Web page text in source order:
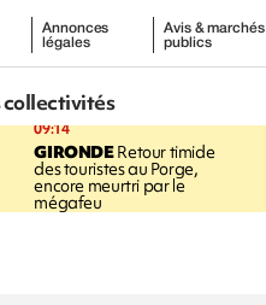
Annonces
légales
Avis & marchés
publics
collectivités
09:14
GIRONDERetour timide
des touristes au Porge,
encore meurtri par le
mégafeu